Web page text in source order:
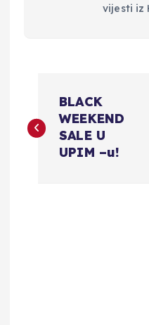
vijesti iz
a
BLACK
WEEKEND
SALE U
UPIM –u!